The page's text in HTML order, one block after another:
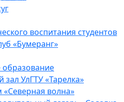
воспитания студентов
«Бумеранг»
УлГТУ «Тарелка»
волна»